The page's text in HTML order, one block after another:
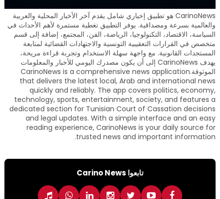
CarinoNews هو تطبيق إخباري شامل يقدم آخر الأخبار المحلية والعربية
والعالمية بسرعة ومصداقية. يوفر التطبيق تغطية مستمرة لأهم الأحداث في
السياسة، الاقتصاد، التكنولوجيا، الرياضة، الفن، المجتمع، إضافة إلى قسم
متخصص في القرارات التعقيبية التونسية والاجتهادات القضائية لمتابعة
المستجدات القانونية. مع واجهة سهلة الاستخدام وتجربة قراءة مريحة،
يهدف CarinoNews إلى أن يكون مصدرك اليومي للأخبار والمعلومات
الموثوقة.CarinoNews is a comprehensive news application
that delivers the latest local, Arab and international news
quickly and reliably. The app covers politics, economy,
technology, sports, entertainment, society, and features a
dedicated section for Tunisian Court of Cassation decisions
and legal updates. With a simple interface and an easy
reading experience, CarinoNews is your daily source for
trusted news and important information.
تابعوا Carino News